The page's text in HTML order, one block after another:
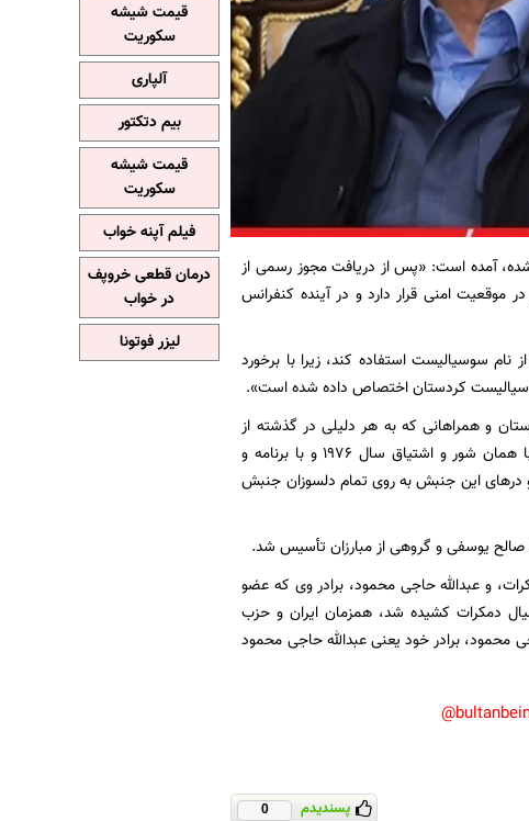
آمده است: «پس از دریافت مجوز رسمی از
موقعیت امنی قرار دارد و در آینده کنفرانس
نام سوسیالیست استفاده کند، زیرا با برخورد
کردستان اختصاص داده شده است».
و همراهانی که به هر دلیلی در گذشته از
سوسیالیست فاصله گرفته‌اند، درخواست می‌کنیم که اکنون جنبش سوسیالیست کردستان با همان شور و اشتیاق سال ۱۹۷۶ و با برنامه و
درهای این جنبش به روی تمام دلسوزان جنبش
دمکرات، و عبدالله حاجی محمود، برادر وی که عضو
دمکرات کشیده شد، همزمان ایران و حزب
محمود، برادر خود یعنی عبدالله حاجی محمود
پسندیدم 0
قیمت شیشه
سکوریت
آلپاری
بیم دتکتور
قیمت شیشه
سکوریت
فیلم آپنه خواب
درمان قطعی خروپف
در خواب
لیزر فوتونا